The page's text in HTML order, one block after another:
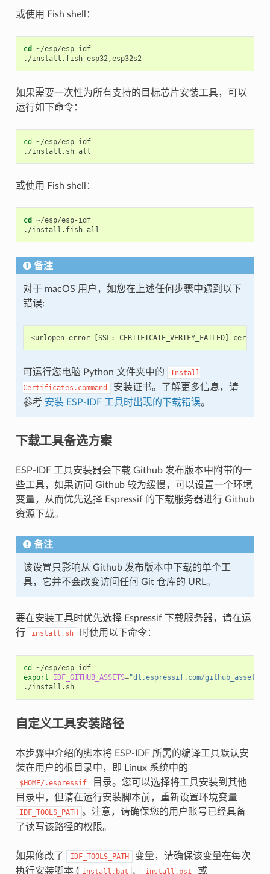
或使用 Fish shell：
cd
~/esp/esp-idf
./install.fish esp32,esp32s2
如果需要一次性为所有支持的目标芯片安装工具，可以
运行如下命令：
cd
~/esp/esp-idf
或使用 Fish shell：
cd
~/esp/esp-idf
备注
对于 macOS 用户，如您在上述任何步骤中遇到以下
错误:
<urlopen error [SSL: CERTIFICATE_VERIFY_FAILED]
可运行您电脑 Python 文件夹中的
Install
Certificates.command
安装证书。了解更多信息，请
参考 安装 ESP-IDF 工具时出现的下载错误。
下载工具备选方案
ESP-IDF 工具安装器会下载 Github 发布版本中附带的一
些工具，如果访问 Github 较为缓慢，可以设置一个环境
变量，从而优先选择 Espressif 的下载服务器进行 Github
资源下载。
备注
该设置只影响从 Github 发布版本中下载的单个工
具，它并不会改变访问任何 Git 仓库的 URL。
要在安装工具时优先选择 Espressif 下载服务器，请在运
行
install.sh 时使用以下命令：
cd
~/esp/esp-idf
export
IDF_GITHUB_ASSETS="dl.espressif.com/github_assets"
./install.sh
自定义工具安装路径
本步骤中介绍的脚本将 ESP-IDF 所需的编译工具默认安
装在用户的根目录中，即 Linux 系统中的
$HOME/.espressif
目录。您可以选择将工具安装到其他
目录中，但请在运行安装脚本前，重新设置环境变量
IDF_TOOLS_PATH 。注意，请确保您的用户账号已经具备
了读写该路径的权限。
如果修改了 IDF_TOOLS_PATH
变量，请确保该变量在每次
执行安装脚本 ( install.bat 、 install.ps1 或